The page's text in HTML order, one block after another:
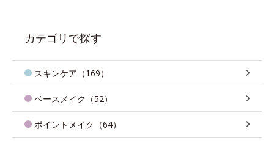
カテゴリで探す
スキンケア（169）
ベースメイク（52）
ポイントメイク（64）